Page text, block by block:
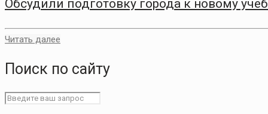
Обсудили подготовку города к новому
Читать далее
Поиск по сайту